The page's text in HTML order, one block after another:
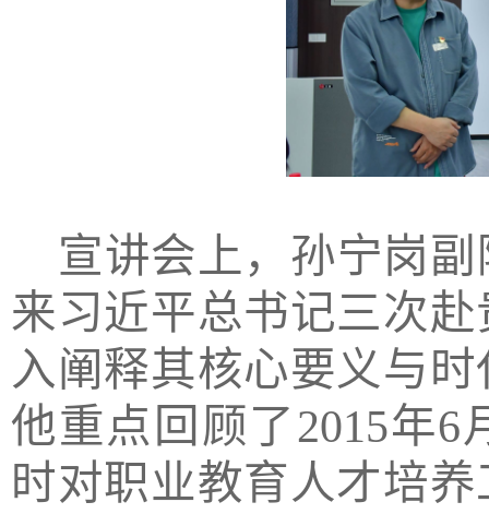
宣讲会上，孙宁岗
来习近平总书记三次
入阐释其核心要义与
他重点回顾了2015年6
时对职业教育人才培